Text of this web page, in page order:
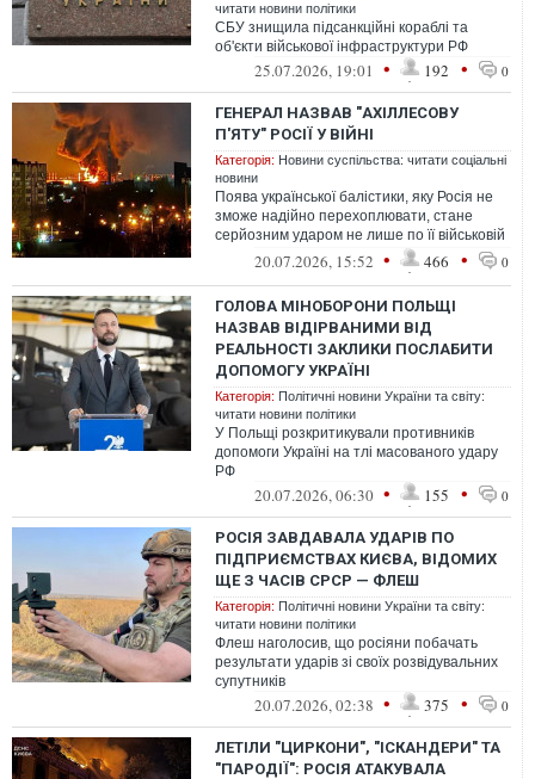
читати новини політики
СБУ знищила підсанкційні кораблі та
об'єкти військової інфраструктури РФ
25.07.2026, 19:01 • 192 • 0
ГЕНЕРАЛ НАЗВАВ "АХІЛЛЕСОВУ
П'ЯТУ" РОСІЇ У ВІЙНІ
Категорія: Новини суспільства: читати соціальні
новини
Поява української балістики, яку Росія не
зможе надійно перехоплювати, стане
серйозним ударом не лише по її військовій
інфраструктурі, а й по відчуттю...
20.07.2026, 15:52 • 466 • 0
ГОЛОВА МІНОБОРОНИ ПОЛЬЩІ
НАЗВАВ ВІДІРВАНИМИ ВІД
РЕАЛЬНОСТІ ЗАКЛИКИ ПОСЛАБИТИ
ДОПОМОГУ УКРАЇНІ
Категорія: Політичні новини України та світу:
читати новини політики
У Польщі розкритикували противників
допомоги Україні на тлі масованого удару
РФ
20.07.2026, 06:30 • 155 • 0
РОСІЯ ЗАВДАВАЛА УДАРІВ ПО
ПІДПРИЄМСТВАХ КИЄВА, ВІДОМИХ
ЩЕ З ЧАСІВ СРСР — ФЛЕШ
Категорія: Політичні новини України та світу:
читати новини політики
Флеш наголосив, що росіяни побачать
результати ударів зі своїх розвідувальних
супутників
20.07.2026, 02:38 • 375 • 0
ЛЕТІЛИ "ЦИРКОНИ", "ІСКАНДЕРИ" ТА
"ПАРОДІЇ": РОСІЯ АТАКУВАЛА